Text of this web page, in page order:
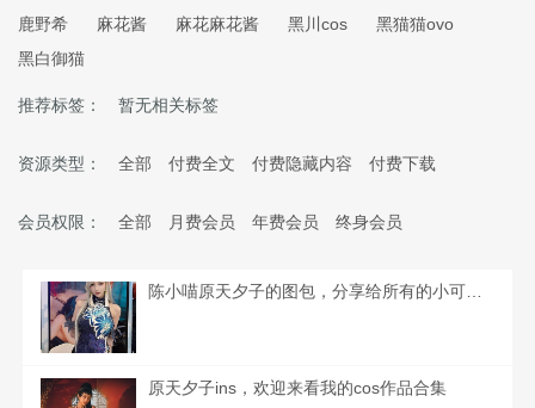
鹿野希
麻花酱 麻花麻花酱 黑川cos
黑猫猫ovo
黑白御猫
推荐标签： 暂无相关标签
资源类型： 全部 付费全文 付费隐藏内容 付费下载
会员权限： 全部 月费会员 年费会员 终身会员
原天夕子ins，欢迎来看我的cos作品合集